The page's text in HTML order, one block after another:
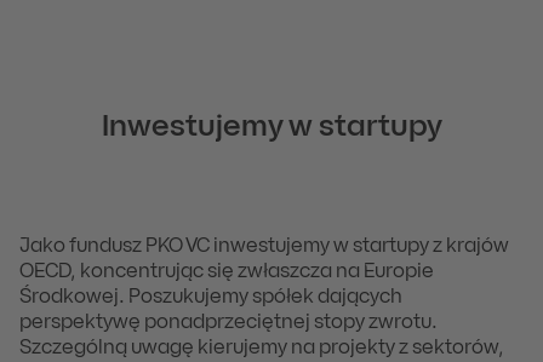
Inwestujemy w startupy
Jako fundusz PKO VC inwestujemy w startupy z krajów
OECD, koncentrując się zwłaszcza na Europie
Środkowej. Poszukujemy spółek dających
perspektywę ponadprzeciętnej stopy zwrotu.
Szczególną uwagę kierujemy na projekty z sektorów,